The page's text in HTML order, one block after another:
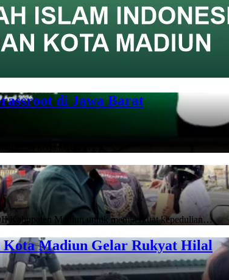
di Jawa Barat
kerja ke DPW…
Kabupaten Madiun untuk memperkuat kepedulian…
Kota Madiun Gelar Rukyat Hilal